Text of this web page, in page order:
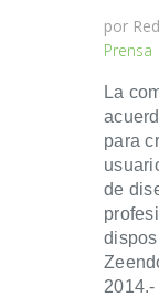
por
Prensa
La
para
de